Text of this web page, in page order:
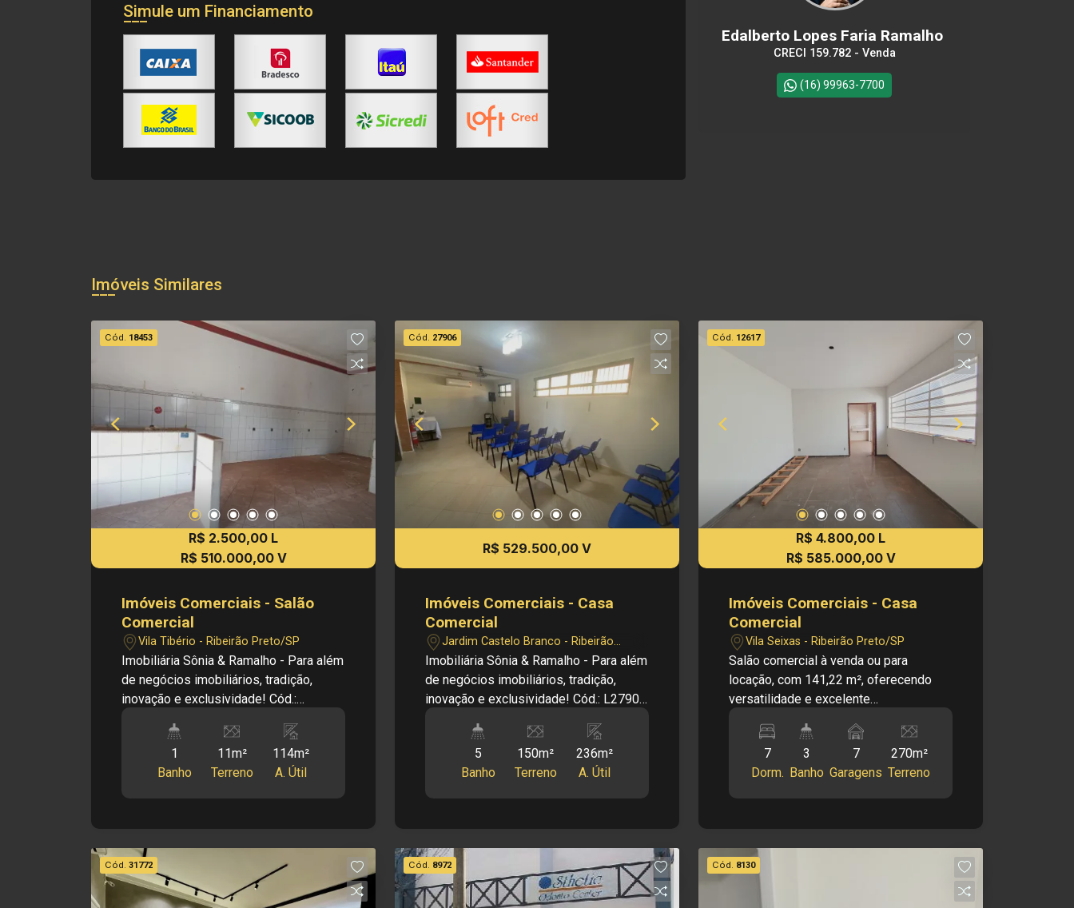
Simule um Financiamento
Edalberto Lopes Faria Ramalho
CRECI 159.782 - Venda
(16) 99963-7700
Imóveis Similares
Cód. 18453
R$ 2.500,00 L
R$ 510.000,00 V
Imóveis Comerciais - Salão
Comercial
Vila Tibério - Ribeirão Preto/SP
Imobiliária Sônia & Ramalho - Para além
de negócios imobiliários, tradição,
inovação e exclusividade! Cód.:
- Cozinha - Área de serviço - 01 Vaga
de garagem Dimensões: - 114,54m² de
área de terreno - 114,12m² de área útil
Ventilador - Obs.: Apartamento bem
localizado, centralizado, próxima a
supermercados, restaurantes, lojas
Investimento de Locação: R$ 2.500,00
1
Banho
11m²
Terreno
114m²
A. Útil
Cód. 27906
R$ 529.500,00 V
Imóveis Comerciais - Casa
Comercial
Jardim Castelo Branco - Ribeirão
Preto/SP
Imobiliária Sônia & Ramalho - Para além
de negócios imobiliários, tradição,
inovação e exclusividade! Cód.: L27906
Casa Comercial - Bairro Jardim Castelo
Branco - 03 Salas amplas - Cozinha -
03 Banheiros sociais - 04 Dormitórios,
sendo 2 suítes - Área de serviço - 01
de Área Terreno - 235,66 m² de Área
Útil Informações bônus: - Imóvel nas
imediações de hospital, teatro,
supermercados e restaurantes
5
Banho
150m²
Terreno
236m²
A. Útil
Cód. 12617
R$ 4.800,00 L
R$ 585.000,00 V
Imóveis Comerciais - Casa
Comercial
Vila Seixas - Ribeirão Preto/SP
Salão comercial à venda ou para
locação, com 141,22 m², oferecendo
versatilidade e excelente
diversos tipos de atividades
comerciais ou profissionais. O imóvel
conta com dormitórios com armários,
proporcionando praticidade e
dormitório e 1 banheiro, um diferencial
que pode ser utilizado como apoio,
depósito, escritório ou até moradia
7
Dorm.
3
Banho
7
Garagens
270m²
Terreno
Cód. 31772 Cód. 8972 Cód. 8130